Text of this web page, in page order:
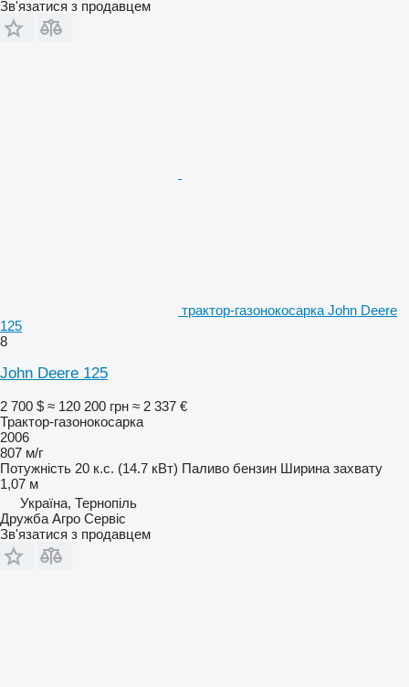
Зв'язатися з продавцем
трактор-газонокосарка John Deere
125
8
John Deere 125
2 700 $ ≈ 120 200 грн ≈ 2 337 €
Трактор-газонокосарка
2006
807 м/г
Потужність 20 к.с. (14.7 кВт) Паливо бензин Ширина захвату
1,07 м
Україна, Тернопіль
Дружба Агро Сервіс
Зв'язатися з продавцем